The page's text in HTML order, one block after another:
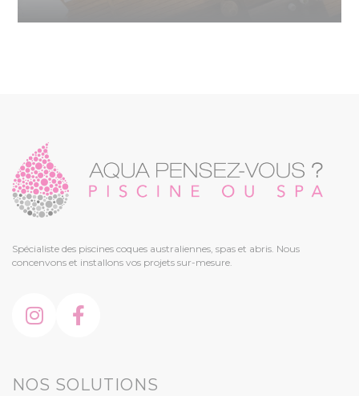
Spécialiste des piscines coques australiennes, spas et abris. Nous
concenvons et installons vos projets sur-mesure.
NOS SOLUTIONS